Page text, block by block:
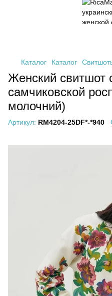
Каталог Каталог
Женский свитшот
самчиковской
молочний)
Артикул: RM4204-25DF*-*940